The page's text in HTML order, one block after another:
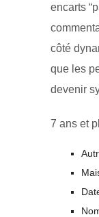
encarts
côté
que les
devenir
7 ans et